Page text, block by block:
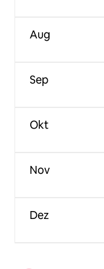
Aug
Sep
Okt
Nov
Dez